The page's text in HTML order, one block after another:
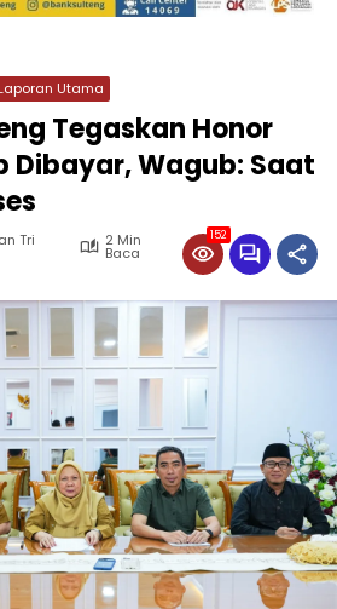
Laporan Utama
Tegaskan Honor
Dibayar, Wagub: Saat
Tri 2 Min
Baca
152